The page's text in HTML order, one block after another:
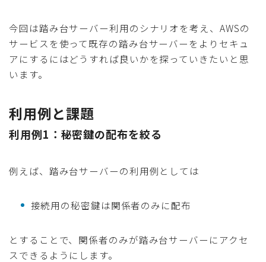
今回は踏み台サーバー利用のシナリオを考え、AWSの
サービスを使って既存の踏み台サーバーをよりセキュ
アにするにはどうすれば良いかを探っていきたいと思
います。
利用例と課題
利用例1：秘密鍵の配布を絞る
例えば、踏み台サーバーの利用例としては
接続用の秘密鍵は関係者のみに配布
とすることで、関係者のみが踏み台サーバーにアクセ
スできるようにします。